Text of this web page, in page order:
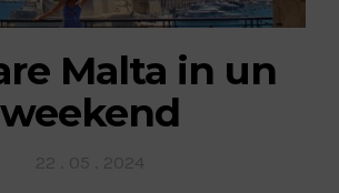
Malta in un
weekend